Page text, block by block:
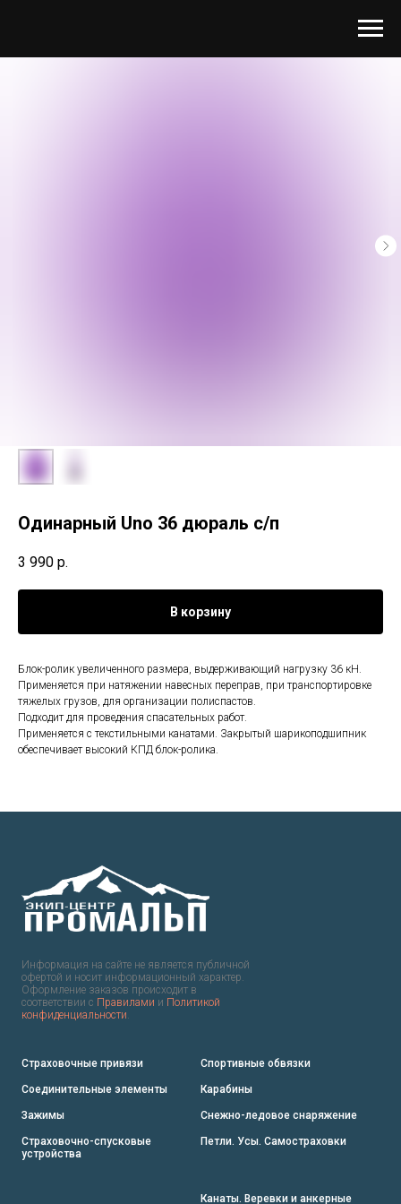
Одинарный Uno 36 дюраль с/п
3 990 р.
В корзину
Блок-ролик увеличенного размера, выдерживающий нагрузку 36 кН.
Применяется при натяжении навесных переправ, при транспортировке
тяжелых грузов, для организации полиспастов.
Подходит для проведения спасательных работ.
Применяется с текстильными канатами. Закрытый шарикоподшипник
обеспечивает высокий КПД блок-ролика.
Информация на сайте не является публичной
офертой и носит информационный характер.
Оформление заказов происходит в
соответствии с Правилами и Политикой
конфиденциальности.
Страховочные привязи
Соединительные элементы
Зажимы
Страховочно-спусковые
устройства
Спортивные обвязки
Карабины
Снежно-ледовое снаряжение
Петли. Усы. Самостраховки
Канаты. Веревки и анкерные